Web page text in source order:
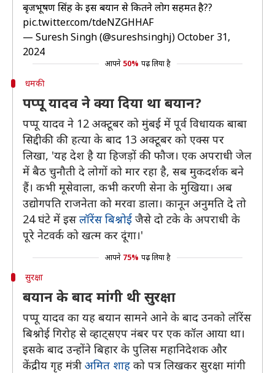
बृजभूषण सिंह के इस बयान से कितने लोग सहमत है??
pic.twitter.com/tdeNZGHHAF
— Suresh Singh (@sureshsinghj)October 31,
2024
आपने 50% पढ़ लिया है
धमकी
पप्पू यादव ने क्या दिया था बयान?
पप्पू यादव ने 12 अक्टूबर को मुंबई में पूर्व विधायक बाबा
सिद्दीकी की हत्या के बाद 13 अक्टूबर को एक्स पर
लिखा, 'यह देश है या हिजड़ों की फौज। एक अपराधी जेल
में बैठ चुनौती दे लोगों को मार रहा है, सब मुकदर्शक बने
हैं। कभी मूसेवाला, कभी करणी सेना के मुखिया। अब
उद्योगपति राजनेता को मरवा डाला। कानून अनुमति दे तो
24 घंटे में इसलॉरेंस बिश्नोई जैसे दो टके के अपराधी के
पूरे नेटवर्क को खत्म कर दूंगा।'
आपने 75% पढ़ लिया है
सुरक्षा
बयान के बाद मांगी थी सुरक्षा
पप्पू यादव का यह बयान सामने आने के बाद उनको लॉरेंस
बिश्नोई गिरोह से व्हाट्सएप नंबर पर एक कॉल आया था।
इसके बाद उन्होंने बिहार के पुलिस महानिदेशक और
केंद्रीय गृह मंत्री अमित शाह को पत्र लिखकर सुरक्षा मांगी